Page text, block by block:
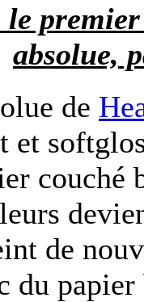
le
absolue,
de
et
couché
de
du